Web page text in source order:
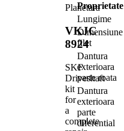
Planetara
VKJC
8924
SKF
Driveshaft
kit
for
a
complete
Proprietate
Lungime
Dimensiune
filet
Dantura
exterioara
parte roata
Dantura
exterioara
parte
diferential